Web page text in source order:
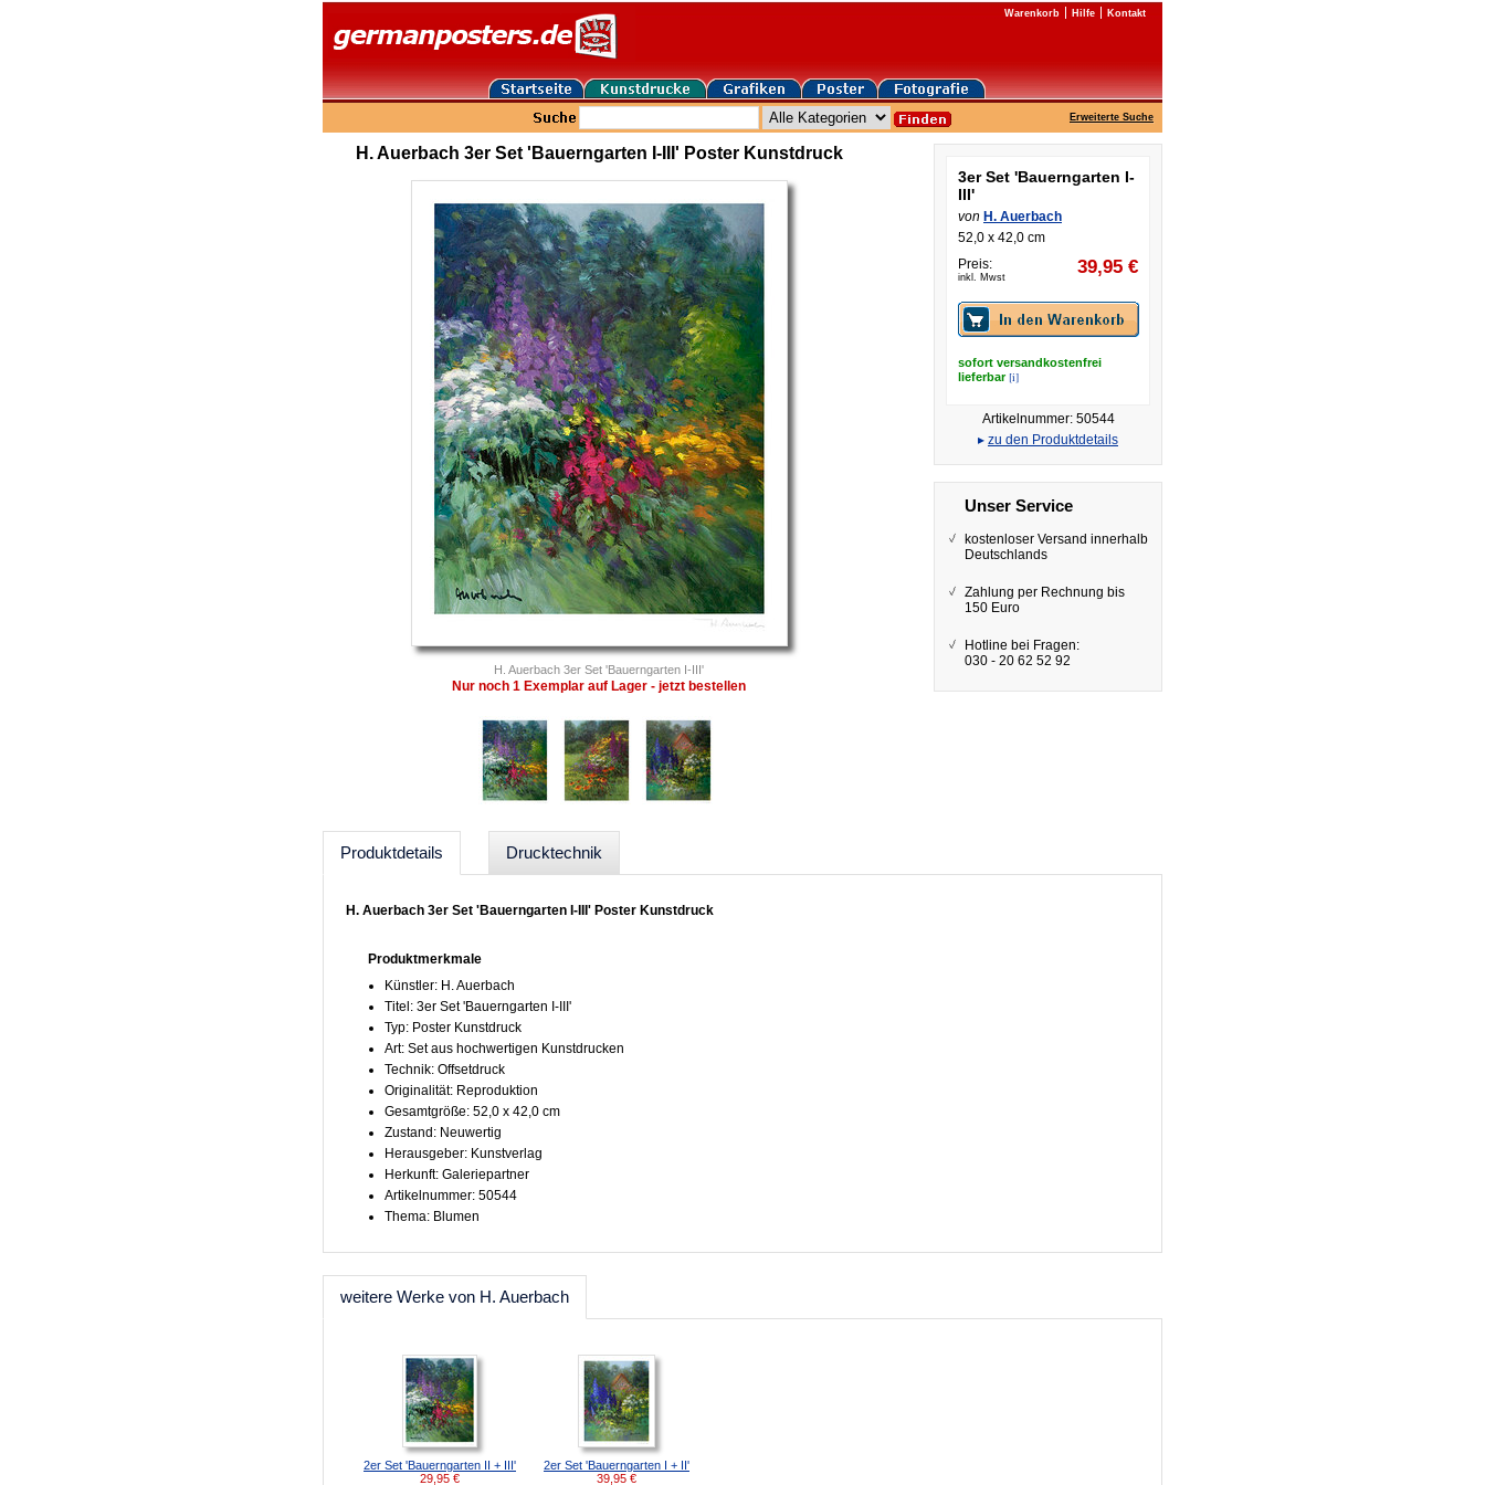
Warenkorb Hilfe Kontakt
Erweiterte Suche
H. Auerbach 3er Set 'Bauerngarten I-III' Poster Kunstdruck
H. Auerbach 3er Set 'Bauerngarten I-III'
Nur noch 1 Exemplar auf Lager - jetzt bestellen
3er Set 'Bauerngarten I-
III'
von H. Auerbach
52,0 x 42,0 cm
Preis:
inkl. Mwst 39,95 €
sofort versandkostenfrei
lieferbar[i]
Artikelnummer: 50544
▸ zu den Produktdetails
Unser Service
kostenloser Versand innerhalb
Deutschlands
Zahlung per Rechnung bis
150 Euro
Hotline bei Fragen:
030 - 20 62 52 92
Produktdetails Drucktechnik
H. Auerbach 3er Set 'Bauerngarten I-III' Poster Kunstdruck
Produktmerkmale
Künstler: H. Auerbach
Titel: 3er Set 'Bauerngarten I-III'
Typ: Poster Kunstdruck
Art: Set aus hochwertigen Kunstdrucken
Technik: Offsetdruck
Originalität: Reproduktion
Gesamtgröße: 52,0 x 42,0 cm
Zustand: Neuwertig
Herausgeber: Kunstverlag
Herkunft: Galeriepartner
Artikelnummer: 50544
Thema: Blumen
weitere Werke von H. Auerbach
2er Set 'Bauerngarten II + III'
29,95 €
2er Set 'Bauerngarten I + II'
39,95 €